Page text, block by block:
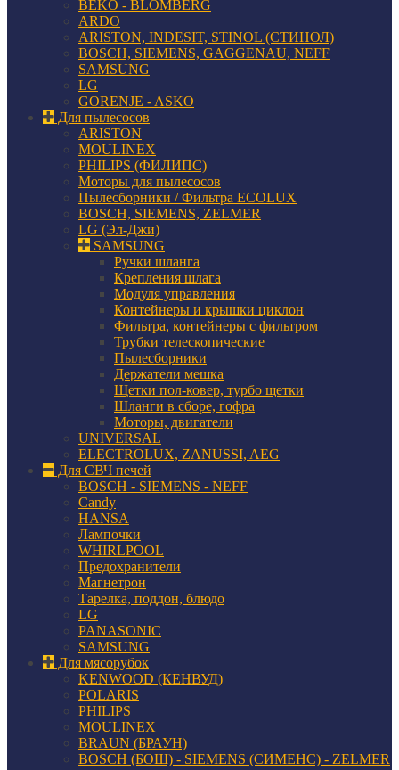
BEKO - BLOMBERG
ARDO
ARISTON, INDESIT, STINOL (СТИНОЛ)
BOSCH, SIEMENS, GAGGENAU, NEFF
SAMSUNG
LG
GORENJE - ASKO
Для пылесосов
ARISTON
MOULINEX
PHILIPS (ФИЛИПС)
Моторы для пылесосов
Пылесборники / Фильтра ECOLUX
BOSCH, SIEMENS, ZELMER
LG (Эл-Джи)
SAMSUNG
Ручки шланга
Крепления шлага
Модуля управления
Контейнеры и крышки циклон
Фильтра, контейнеры с фильтром
Трубки телескопические
Пылесборники
Держатели мешка
Щетки пол-ковер, турбо щетки
Шланги в сборе, гофра
Моторы, двигатели
UNIVERSAL
ELECTROLUX, ZANUSSI, AEG
Для СВЧ печей
BOSCH - SIEMENS - NEFF
Candy
HANSA
Лампочки
WHIRLPOOL
Предохранители
Магнетрон
Тарелка, поддон, блюдо
LG
PANASONIC
SAMSUNG
Для мясорубок
KENWOOD (КЕНВУД)
POLARIS
PHILIPS
MOULINEX
BRAUN (БРАУН)
BOSCH (БОШ) - SIEMENS (СИМЕНС) - ZELMER